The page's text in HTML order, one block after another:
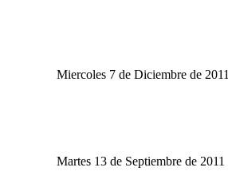
Miercoles 7 de Diciembre de 2011
Martes 13 de Septiembre de 2011